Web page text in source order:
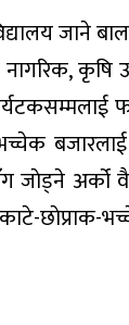
जाने
कृषि
जाेड्ने अर्को
छाेप्राक-